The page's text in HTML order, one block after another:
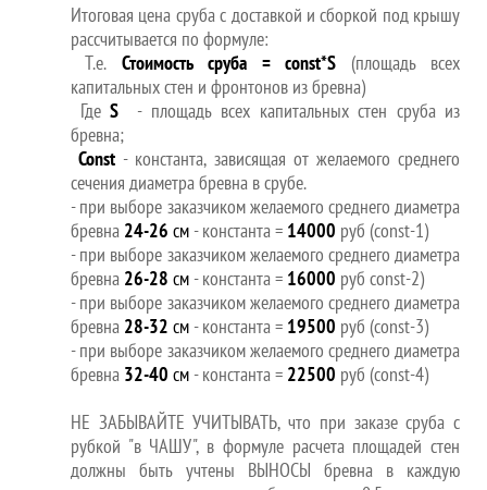
Итоговая цена сруба с доставкой и сборкой под крышу
рассчитывается по формуле:
Т.е. Стоимость сруба =const*S (площадь всех
капитальных стен и фронтонов из бревна)
Где S
- площадь всех капитальных стен сруба из
бревна;
Const - константа, зависящая от желаемого среднего
сечения диаметра бревна в срубе.
- при выборе заказчиком желаемого среднего диаметра
бревна 24-26 см- константа = 14000 руб (const-1)
- при выборе заказчиком желаемого среднего диаметра
бревна 26-28 см- константа = 16000 руб const-2)
- при выборе заказчиком желаемого среднего диаметра
бревна 28-32 см- константа = 19500 руб (const-3)
- при выборе заказчиком желаемого среднего диаметра
бревна 32-40 см- константа = 22500 руб (const-4)
НЕ ЗАБЫВАЙТЕ УЧИТЫВАТЬ, что при заказе сруба с
рубкой "в ЧАШУ", в формуле расчета площадей стен
должны быть учтены ВЫНОСЫ бревна в каждую